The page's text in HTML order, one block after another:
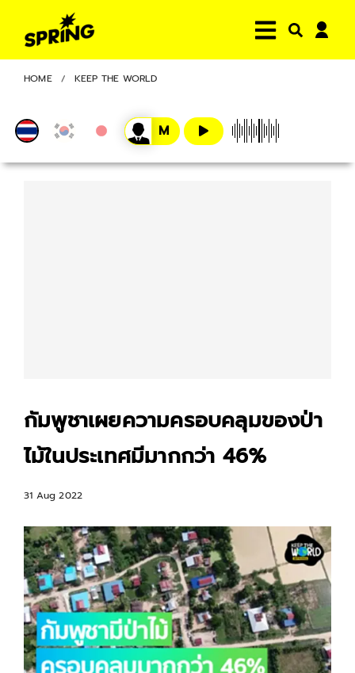
HOME KEEP THE WORLD
กัมพูชาเผยความครอบคลุมของป่า
ไม้ในประเทศมีมากกว่า 46%
31 Aug 2022